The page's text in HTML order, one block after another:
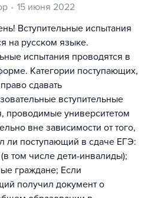
15 июня 2022
Вступительные испытания
на русском языке.
испытания проводятся в
Категории поступающих,
сдавать
вступительные
проводимые университетом
вне зависимости от того,
ли поступающий в сдаче ЕГЭ:
том числе дети-инвалиды);
граждане; Если
получил документ о